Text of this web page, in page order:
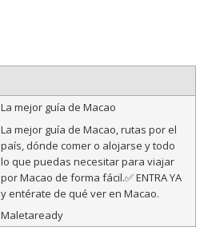
La mejor guía de Macao
La mejor guía de Macao, rutas por el
país, dónde comer o alojarse y todo
lo que puedas necesitar para viajar
por Macao de forma fácil.✅ ENTRA YA
y entérate de qué ver en Macao.
Maletaready